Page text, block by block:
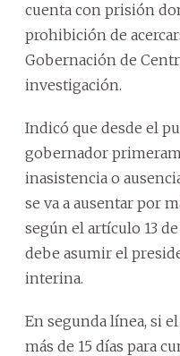
cuenta con prisión
prohibición de
Gobernación de
investigación.
Indicó que desde el
gobernador
inasistencia o
se va a ausentar por
según el artículo 13
debe asumir el
interina.
En segunda línea, si
más de 15 días para